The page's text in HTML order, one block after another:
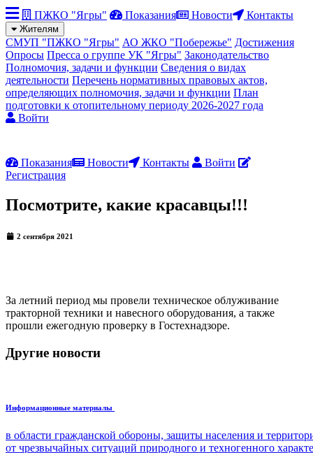
ПЖКО "Ягры" Показания Новости Контакты
Жителям
СМУП "ПЖКО "Ягры" АО ЖКО "Побережье" Достижения
Опросы Пресса о группе УК "Ягры" Законодательство
Полномочия, задачи и функции Сведения о видах
деятельности Перечень нормативных правовых актов,
определяющих полномочия, задачи и функции План
подготовки к отопительному периоду 2026-2027 года
Войти
Показания Новости Контакты
Войти
Регистрация
Посмотрите, какие красавцы!!!
2 сентября 2021
За летний период мы провели техническое облуживание
тракторной техники и навесного оборудования, а также
прошли ежегодную проверку в Гостехнадзоре.
Другие новости
Информационные материалы
в области гражданской обороны, защиты населения и
от чрезвычайных ситуаций природного и техногенного